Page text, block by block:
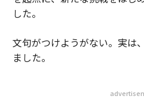
した。
文句がつけようがない。実は
ました。